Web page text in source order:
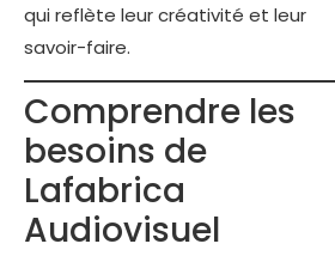
qui reflète leur créativité et leur
savoir-faire.
Comprendre les
besoins de
Lafabrica
Audiovisuel